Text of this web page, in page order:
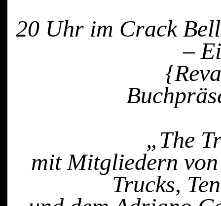
20 Uhr im Crack
–
„The
mit Mitgliedern von
Trucks,